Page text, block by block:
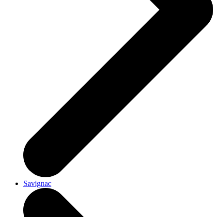
Savignac